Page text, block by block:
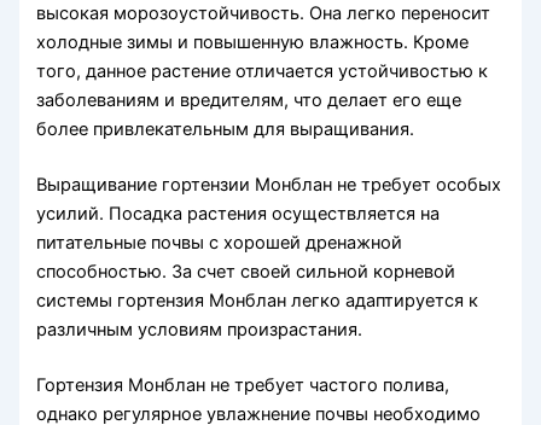
высокая морозоустойчивость. Она легко переносит
холодные зимы и повышенную влажность. Кроме
того, данное растение отличается устойчивостью к
заболеваниям и вредителям, что делает его еще
более привлекательным для выращивания.
Выращивание гортензии Монблан не требует особых
усилий. Посадка растения осуществляется на
питательные почвы с хорошей дренажной
способностью. За счет своей сильной корневой
системы гортензия Монблан легко адаптируется к
различным условиям произрастания.
Гортензия Монблан не требует частого полива,
однако регулярное увлажнение почвы необходимо